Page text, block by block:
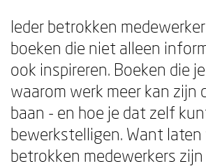
Ieder betrokken
boeken die niet alleen
ook inspireren. Boeken die
waarom werk meer kan zijn
baan - en hoe je dat zelf
bewerkstelligen. Want laten
betrokken medewerkers